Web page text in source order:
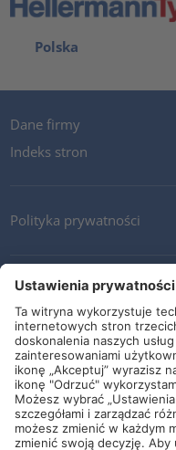
Polska
Dane firmy
Indeks stron
Polityka prywatności
Kontakt
Newsletter
Ogólne warunki i dostawy